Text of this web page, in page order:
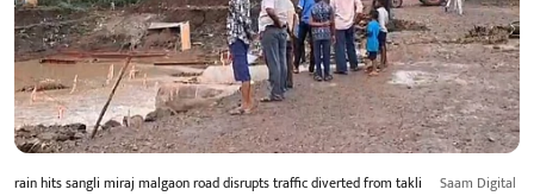
rain hits sangli miraj malgaon road disrupts traffic diverted from takli Saam Digital